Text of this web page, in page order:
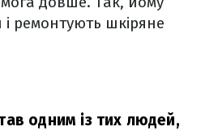
ремонтують шкіряне
одним із тих людей,